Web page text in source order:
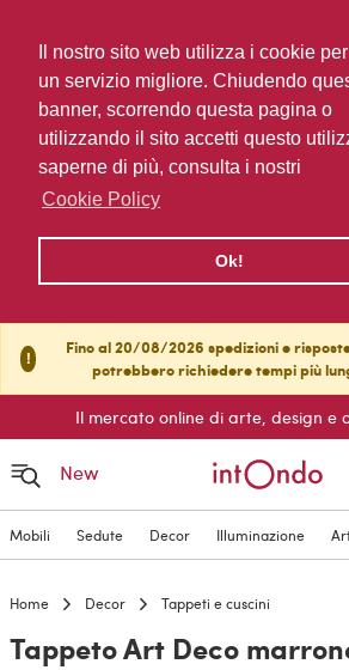
Il nostro sito web utilizza i cookie
un servizio migliore. Chiudendo
banner, scorrendo questa pagina o
utilizzando il sito accetti questo
saperne di più, consulta i nostri
Cookie Policy
Ok!
!
Fino al 20/08/2026 spedizioni e
potrebbero richiedere tempi più
Il mercato online di arte, design e
New
Mobili Sedute Decor Illuminazione
Home Decor Tappeti e cuscini
Tappeto Art Deco